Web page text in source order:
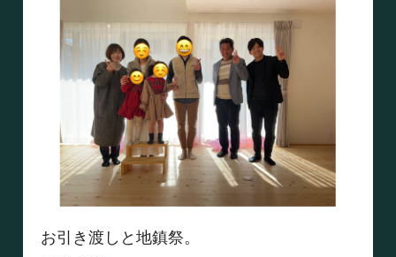
お引き渡しと地鎮祭。